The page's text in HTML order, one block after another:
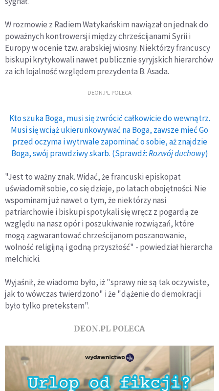
W rozmowie z Radiem Watykańskim nawiązał on jednak do
poważnych kontrowersji między chrześcijanami Syrii i
Europy w ocenie tzw. arabskiej wiosny. Niektórzy francuscy
biskupi krytykowali nawet publicznie syryjskich hierarchów
za ich lojalność względem prezydenta B. Asada.
DEON.PL POLECA
Kto szuka Boga, musi się zwrócić całkowicie do wewnątrz.
Musi się wciąż ukierunkowywać na Boga, zawsze mieć Go
przed oczyma i wytrwale zapominać o sobie, aż znajdzie
Boga, swój prawdziwy skarb. (Sprawdź:Rozwój duchowy)
"Jest to ważny znak. Widać, że francuski episkopat
uświadomił sobie, co się dzieje, po latach obojętności. Nie
wspominam już nawet o tym, że niektórzy nasi
patriarchowie i biskupi spotykali się wręcz z pogardą ze
względu na nasz opór i poszukiwanie rozwiązań, które
mogą zagwarantować chrześcijanom poszanowanie,
wolność religijną i godną przyszłość" - powiedział hierarcha
melchicki.
Wyjaśnił, że wiadomo było, iż "sprawy nie są tak oczywiste,
jak to wówczas twierdzono" i że "dążenie do demokracji
było tylko pretekstem".
DEON.PL POLECA